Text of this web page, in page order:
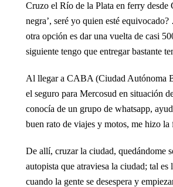
Cruzo el Río de la Plata en ferry desde
negra’, seré yo quien esté
otra opción es dar una vuelta de casi
siguiente tengo que entregar bastante
Al llegar a CABA (Ciudad Autónoma
el seguro para Mercosud en situación
conocía de un grupo de whatsapp,
buen rato de viajes y motos, me hizo
De allí, cruzar la ciudad, quedándome
autopista que atraviesa la ciudad; tal
cuando la gente se desespera y